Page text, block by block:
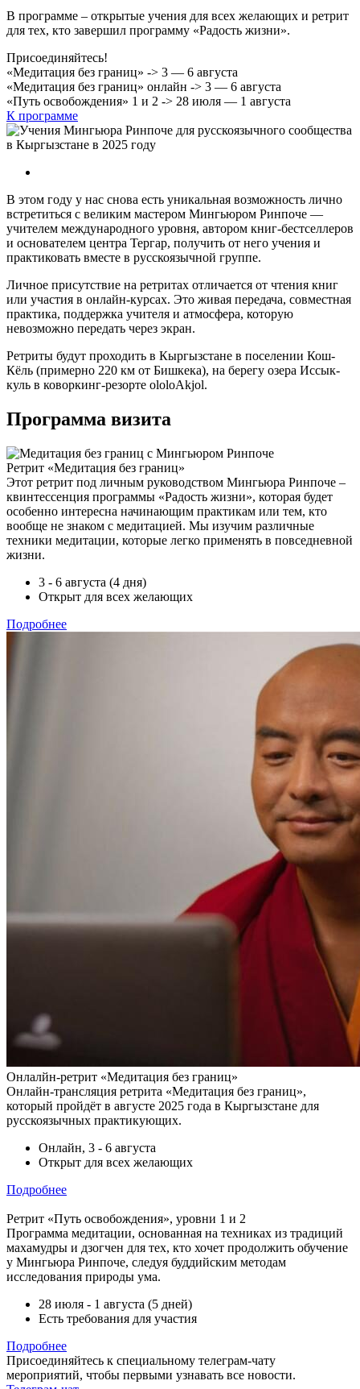
В программе – открытые учения для всех желающих и ретрит
для тех, кто завершил программу «Радость жизни».
Присоединяйтесь!
«Медитация без границ» -> 3 — 6 августа
«Медитация без границ» онлайн -> 3 — 6 августа
«Путь освобождения» 1 и 2 -> 28 июля — 1 августа
К программе
В этом году у нас снова есть уникальная возможность лично
встретиться с великим мастером Мингьюром Ринпоче —
учителем международного уровня, автором книг-бестселлеров
и основателем центра Тергар, получить от него учения и
практиковать вместе в русскоязычной группе.
Личное присутствие на ретритах отличается от чтения книг
или участия в онлайн-курсах. Это живая передача, совместная
практика, поддержка учителя и атмосфера, которую
невозможно передать через экран.
Ретриты будут проходить в Кыргызстане в поселении Кош-
Кёль (примерно 220 км от Бишкека), на берегу озера Иссык-
куль в коворкинг-резорте ololoAkjol.
Программа визита
Ретрит «Медитация без границ»
Этот ретрит под личным руководством Мингьюра Ринпоче –
квинтессенция программы «Радость жизни», которая будет
особенно интересна начинающим практикам или тем, кто
вообще не знаком с медитацией. Мы изучим различные
техники медитации, которые легко применять в повседневной
жизни.
3 - 6 августа (4 дня)
Открыт для всех желающих
Подробнее
Онлалйн-ретрит «Медитация без границ»
Онлайн-трансляция ретрита «Медитация без границ»,
который пройдёт в августе 2025 года в Кыргызстане для
русскоязычных практикующих.
Онлайн, 3 - 6 августа
Открыт для всех желающих
Подробнее
Ретрит «Путь освобождения», уровни 1 и 2
Программа медитации, основанная на техниках из традиций
махамудры и дзогчен для тех, кто хочет продолжить обучение
у Мингьюра Ринпоче, следуя буддийским методам
исследования природы ума.
28 июля - 1 августа (5 дней)
Есть требования для участия
Подробнее
Присоединяйтесь к специальному телеграм-чату
мероприятий, чтобы первыми узнавать все новости.